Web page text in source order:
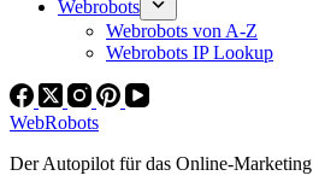
Webrobots
Webrobots von A-Z
Webrobots IP Lookup
WebRobots
Der Autopilot für das Online-Marketing